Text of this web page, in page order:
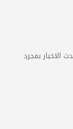
الاخبار بمجرد